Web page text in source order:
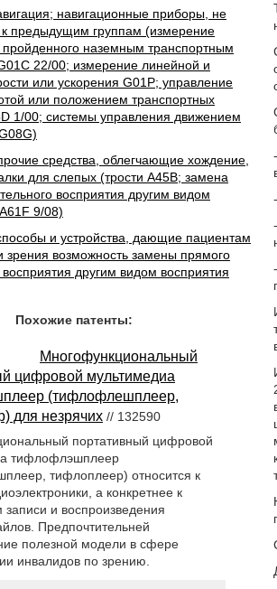
навигационные приборы, не
предыдущим группам (измерение
пройденного наземным транспортным
22/00; измерение линейной и
или ускорения G01P; управление
или положением транспортных
1/00; системы управления движением
средства, облегчающие хождение,
для слепых (трости A45B; замена
восприятия другим видом
9/08)
и устройства, дающие пациентам
зрения возможность замены прямого
восприятия другим видом восприятия
Похожие патенты:
Многофункциональный
цифровой мультимедиа
(тифлофлешплеер,
для незрячих // 132590
портативный цифровой
тифлофлэшплеер
тифлоплеер) относится к
а конкретнее к
записи и воспроизведения
Предпочтительней
полезной модели в сфере
инвалидов по зрению.